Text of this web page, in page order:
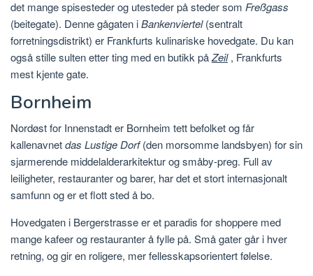
det mange spisesteder og utesteder på steder som Freßgass
(beitegate). Denne gågaten iBankenviertel(sentralt
forretningsdistrikt) er Frankfurts kulinariske hovedgate. Du kan
også stille sulten etter ting med en butikk påZeil, Frankfurts
mest kjente gate.
Bornheim
Nordøst for Innenstadt er Bornheim tett befolket og får
kallenavnetdas Lustige Dorf(den morsomme landsbyen) for sin
sjarmerende middelalderarkitektur og småby-preg. Full av
leiligheter, restauranter og barer, har det et stort internasjonalt
samfunn og er et flott sted å bo.
Hovedgaten i Bergerstrasse er et paradis for shoppere med
mange kafeer og restauranter å fylle på. Små gater går i hver
retning, og gir en roligere, mer fellesskapsorientert følelse.